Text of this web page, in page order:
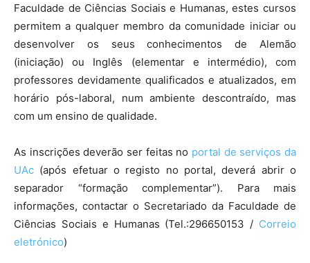
Faculdade de Ciências Sociais e Humanas, estes cursos
permitem a qualquer membro da comunidade iniciar ou
desenvolver os seus conhecimentos de Alemão
(iniciação) ou Inglês (elementar e intermédio), com
professores devidamente qualificados e atualizados, em
horário pós-laboral, num ambiente descontraído, mas
com um ensino de qualidade.
As inscrições deverão ser feitas no portal de serviços da
UAc (após efetuar o registo no portal, deverá abrir o
separador “formação complementar”). Para mais
informações, contactar o Secretariado da Faculdade de
Ciências Sociais e Humanas (Tel.:296650153 / Correio
eletrónico)